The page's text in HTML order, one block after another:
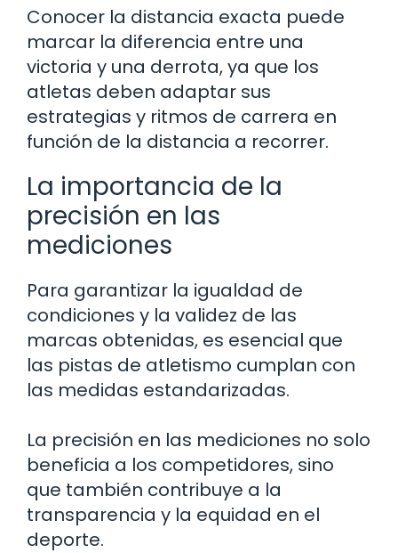
Conocer la distancia exacta puede
marcar la diferencia entre una
victoria y una derrota, ya que los
atletas deben adaptar sus
estrategias y ritmos de carrera en
función de la distancia a recorrer.
La importancia de la
precisión en las
mediciones
Para garantizar la igualdad de
condiciones y la validez de las
marcas obtenidas, es esencial que
las pistas de atletismo cumplan con
las medidas estandarizadas.
La precisión en las mediciones no solo
beneficia a los competidores, sino
que también contribuye a la
transparencia y la equidad en el
deporte.